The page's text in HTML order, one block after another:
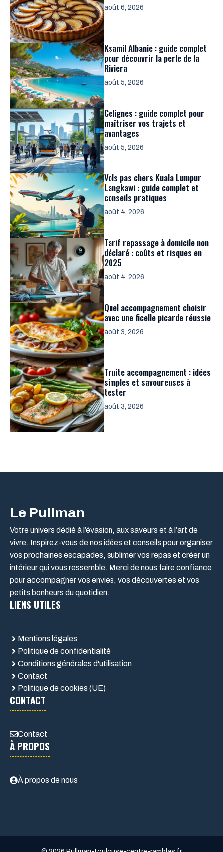
août 6, 2026
Ksamil Albanie : guide complet
pour découvrir la perle de la
Riviera
août 5, 2026
Celignes : guide complet pour
maîtriser vos trajets et
avantages
août 5, 2026
Vols pas chers Kuala Lumpur
Langkawi : guide complet et
conseils pratiques
août 4, 2026
Tarif repassage à domicile non
déclaré : coûts et risques en
2025
août 4, 2026
Quel accompagnement choisir
avec une ficelle picarde réussie
août 3, 2026
Truite accompagnement : idées
simples et savoureuses à
tester
août 3, 2026
Le Pullman
Votre univers dédié à l’évasion, aux saveurs et à l’art de
vivre. Inspirez-vous de nos idées et conseils pour organiser
vos prochaines escapades, sublimer vos repas et créer un
intérieur qui vous ressemble. Merci de nous faire confiance
pour accompagner vos envies, vos découvertes et vos
petits bonheurs du quotidien.
LIENS UTILES
Mentions légales
Politique de confidentialité
Conditions générales d'utilisation
Contact
Politique de cookies (UE)
CONTACT
Contact
À PROPOS
À propos de nous